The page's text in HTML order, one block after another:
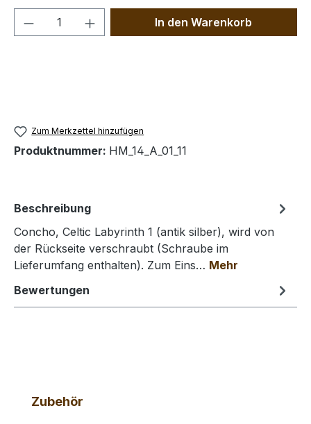
Produkt Anzahl: Gib denIn den Warenkorb
Zum Merkzettel hinzufügen
Produktnummer: HM_14_A_01_11
Beschreibung
Concho, Celtic Labyrinth 1 (antik silber), wird von
der Rückseite verschraubt (Schraube im
Lieferumfang enthalten). Zum Eins… Mehr
Bewertungen
Produktgalerie überspringen
Zubehör